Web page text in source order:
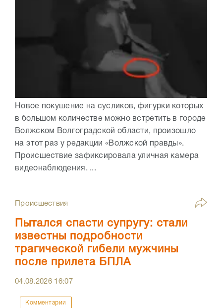
Новое покушение на сусликов, фигурки которых
в большом количестве можно встретить в городе
Волжском Волгоградской области, произошло
на этот раз у редакции «Волжской правды».
Происшествие зафиксировала уличная камера
видеонаблюдения. ...
Происшествия
Пытался спасти супругу: стали
известны подробности
трагической гибели мужчины
после прилета БПЛА
04.08.2026 16:07
Комментарии